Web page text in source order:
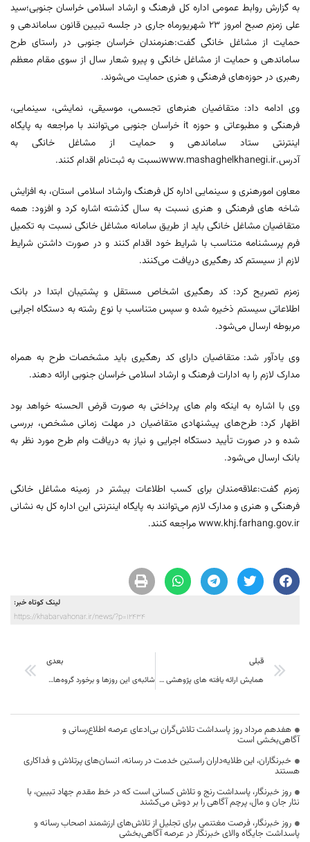
به گزارش روابط عمومی اداره کل فرهنگ و ارشاد اسلامی خراسان جنوبی؛سید
علی زمزم صبح امروز ٢٣ شهریورماه جاری در جلسه تبیین قانون ساماندهی و
حمایت از مشاغل خانگی گفت:هنرمندان خراسان جنوبی در راستای طرح
ساماندهی و حمایت از مشاغل خانگی و پیرو شعار سال از سوی مقام معظم
رهبری در حوزه‌های فرهنگی و هنری حمایت می‌شوند.
وی ادامه داد: متقاضیان هنرهای تجسمی، موسیقی، نمایشی، سینمایی،
فرهنگی و مطبوعاتی و حوزه it خراسان جنوبی می‌توانند با مراجعه به پایگاه
اینترنتی ستاد ساماندهی و حمایت از مشاغل خانگی به
آدرس.www.mashaghelkhanegi.irنسبت به ثبت‌نام اقدام کنند.
معاون امورهنری و سینمایی اداره کل فرهنگ وارشاد اسلامی استان، به افزایش
شاخه های فرهنگی و هنری نسبت به سال گذشته اشاره کرد و افزود: همه
متقاضیان مشاغل خانگی باید از طریق سامانه مشاغل خانگی نسبت به تکمیل
فرم پرسشنامه متناسب با شرایط خود اقدام کنند و در صورت داشتن شرایط
لازم از سیستم کد رهگیری دریافت می‌کنند.
زمزم تصریح کرد: کد رهگیری اشخاص مستقل و پشتیبان ابتدا در بانک
اطلاعاتی سیستم ذخیره شده و سپس متناسب با نوع رشته به دستگاه اجرایی
مربوطه ارسال می‌شود.
وی یادآور شد: متقاضیان دارای کد رهگیری باید مشخصات طرح به همراه
مدارک لازم را به ادارات فرهنگ و ارشاد اسلامی خراسان جنوبی ارائه دهند.
وی با اشاره به اینکه وام های پرداختی به صورت قرض الحسنه خواهد بود
اظهار کرد: طرح‌های پیشنهادی متقاضیان در مهلت زمانی مشخص، بررسی
شده و در صورت تأیید دستگاه اجرایی و نیاز به دریافت وام طرح مورد نظر به
بانک ارسال می‌شود.
زمزم گفت:علاقه‌مندان برای کسب اطلاعات بیشتر در زمینه مشاغل خانگی
فرهنگی و هنری و مدارک لازم می‌توانند به پایگاه اینترنتی این اداره کل به نشانی
www.khj.farhang.gov.ir مراجعه کنند.
لینک کوتاه خبر:
https://khabarvahonar.ir/news/?p=12434
قبلی
همایش ارائه یافته های پژوهشی منطقه 5 کشور به میزبانی خراسان جنوبی شنبه 25 شهریور ماه
بعدی
شائبه‌ی این روزها و برخورد گروه‌های رادیکال
هفدهم مرداد روز پاسداشت تلاش‌گران بی‌ادعای عرصه اطلاع‌رسانی و
آگاهی‌بخشی است
خبرنگاران، این طلایه‌داران راستین خدمت در رسانه، انسان‌های پرتلاش و فداکاری
هستند
روز خبرنگار، پاسداشت رنج و تلاش کسانی است که در خط مقدم جهاد تبیین، با
نثار جان و مال، پرچم آگاهی را بر دوش می‌کشند
روز خبرنگار، فرصت مغتنمی برای تجلیل از تلاش‌های ارزشمند اصحاب رسانه و
پاسداشت جایگاه والای خبرنگار در عرصه آگاهی‌بخشی